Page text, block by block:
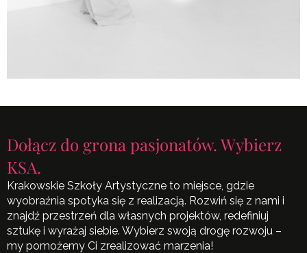
Dołącz do grona pasjonatów. Wybierz
KSA.
Krakowskie Szkoły Artystyczne to miejsce, gdzie
wyobraźnia spotyka się z realizacją. Rozwiń się z nami i
znajdź przestrzeń dla własnych projektów, redefiniuj
sztukę i wyrażaj siebie. Wybierz swoją drogę rozwoju –
my pomożemy Ci zrealizować marzenia!